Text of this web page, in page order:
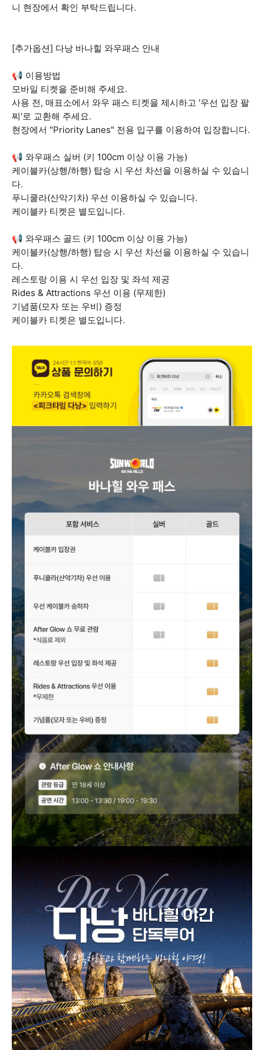
니 현장에서 확인 부탁드립니다.
[추가옵션] 다낭 바나힐 와우패스 안내
📢 이용방법
모바일 티켓을 준비해 주세요.
사용 전, 매표소에서 와우 패스 티켓을 제시하고 '우선 입장 팔
찌'로 교환해 주세요.
현장에서 "Priority Lanes" 전용 입구를 이용하여 입장합니다.
📢 와우패스 실버 (키 100cm 이상 이용 가능)
케이블카(상행/하행) 탑승 시 우선 차선을 이용하실 수 있습니
다.
푸니쿨라(산악기차) 우선 이용하실 수 있습니다.
케이블카 티켓은 별도입니다.
📢 와우패스 골드 (키 100cm 이상 이용 가능)
케이블카(상행/하행) 탑승 시 우선 차선을 이용하실 수 있습니
다.
레스토랑 이용 시 우선 입장 및 좌석 제공
Rides & Attractions 우선 이용 (무제한)
기념품(모자 또는 우비) 증정
케이블카 티켓은 별도입니다.